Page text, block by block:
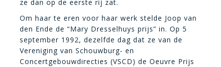
ze dan op de eerste rij zat.
Om haar te eren voor haar werk stelde Joop van
den Ende de “Mary Dresselhuys prijs” in. Op 5
september 1992, dezelfde dag dat ze van de
Vereniging van Schouwburg- en
Concertgebouwdirecties (VSCD) de Oeuvre Prijs